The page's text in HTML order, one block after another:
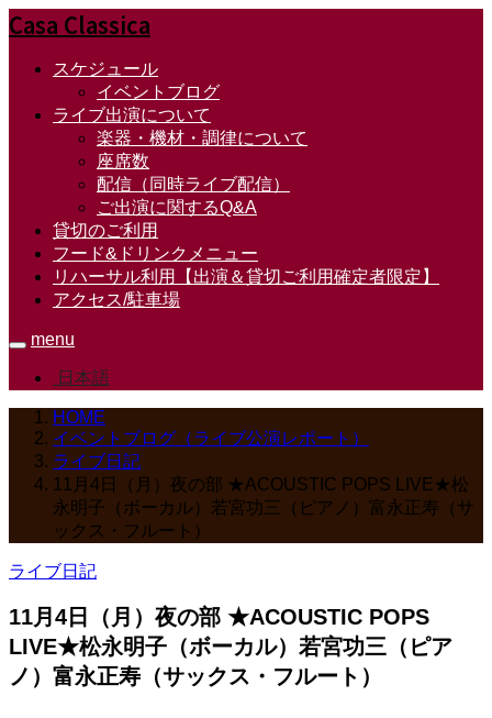
Casa Classica
スケジュール
イベントブログ
ライブ出演について
楽器・機材・調律について
座席数
配信（同時ライブ配信）
ご出演に関するQ&A
貸切のご利用
フード&ドリンクメニュー
リハーサル利用【出演＆貸切ご利用確定者限定】
アクセス/駐車場
menu
日本語
HOME
イベントブログ（ライブ公演レポート）
ライブ日記
11月4日（月）夜の部 ★ACOUSTIC POPS LIVE★松
永明子（ボーカル）若宮功三（ピアノ）富永正寿（サ
ックス・フルート）
ライブ日記
11月4日（月）夜の部 ★ACOUSTIC POPS
LIVE★松永明子（ボーカル）若宮功三（ピア
ノ）富永正寿（サックス・フルート）